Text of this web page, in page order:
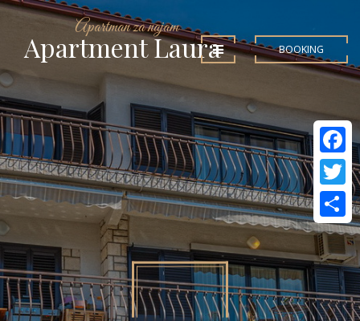
Apartment Laura
Apartman za najam
BOOKING
Twitter
Share